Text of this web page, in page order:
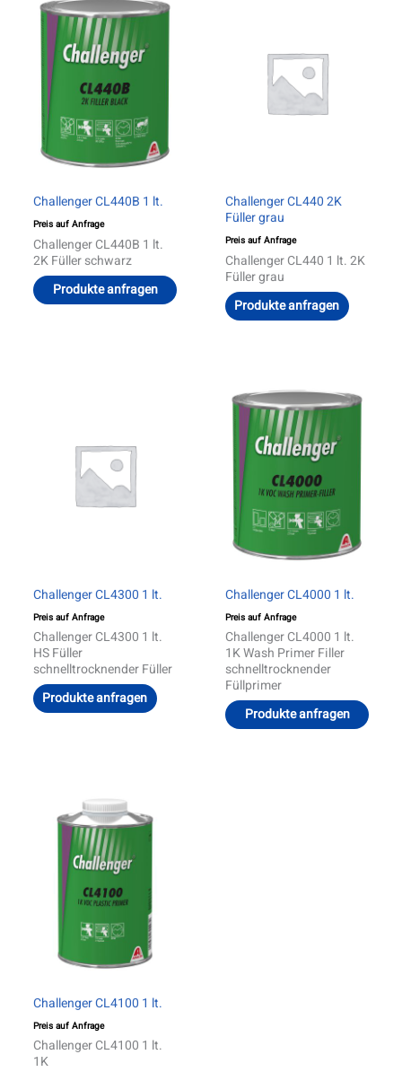
Challenger CL440B 1 lt.
Preis auf Anfrage
Challenger CL440B 1 lt.
2K Füller schwarz
Produkte anfragen
Challenger CL440 2K
Füller grau
Preis auf Anfrage
Challenger CL440 1 lt. 2K
Füller grau
Produkte anfragen
Challenger CL4300 1 lt.
Preis auf Anfrage
Challenger CL4300 1 lt.
HS Füller
schnelltrocknender Füller
Produkte anfragen
Challenger CL4000 1 lt.
Preis auf Anfrage
Challenger CL4000 1 lt.
1K Wash Primer Filler
schnelltrocknender
Füllprimer
Produkte anfragen
Challenger CL4100 1 lt.
Preis auf Anfrage
Challenger CL4100 1 lt.
1K